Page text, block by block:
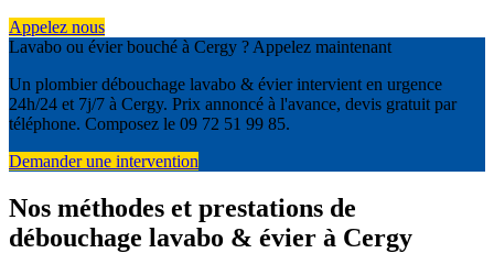
Appelez nous
Lavabo ou évier bouché à Cergy ? Appelez maintenant
Un plombier débouchage lavabo & évier intervient en urgence
24h/24 et 7j/7 à Cergy. Prix annoncé à l'avance, devis gratuit par
téléphone. Composez le 09 72 51 99 85.
Demander une intervention
Nos méthodes et prestations de
débouchage lavabo & évier à Cergy